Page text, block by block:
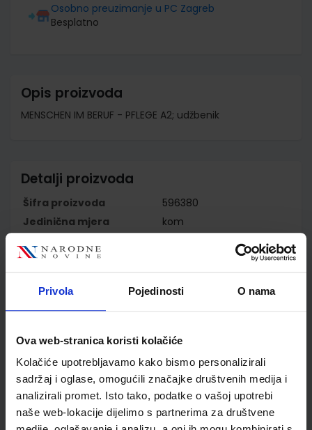
Privola Pojedinosti O nama
Ova web-stranica koristi kolačiće
Kolačiće upotrebljavamo kako bismo personalizirali
sadržaj i oglase, omogućili značajke društvenih medija i
analizirali promet. Isto tako, podatke o vašoj upotrebi
naše web-lokacije dijelimo s partnerima za društvene
Osobno preuzimanje u PC Zagreb
Besplatno
Opis proizvoda
MENSCHEN IM BERUF - PFLEGE A2; udžbenik
Detalji proizvoda
Šifra proizvoda
596380
Jedinična mjera
kom
NAKLADA LJEVAK d.o.o.
Autor
Vrsta školske knjige
UDŽBENIK
Vrsta škole
Nastavni predmet
NJEMAČKI JEZIK